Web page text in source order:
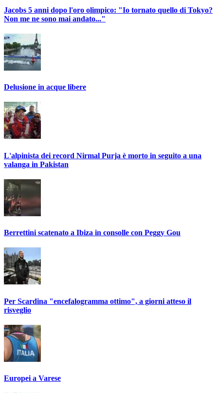
Jacobs 5 anni dopo l'oro olimpico: "Io tornato quello di Tokyo?
Non me ne sono mai andato..."
Delusione in acque libere
L'alpinista dei record Nirmal Purja è morto in seguito a una
valanga in Pakistan
Berrettini scatenato a Ibiza in consolle con Peggy Gou
Per Scardina "encefalogramma ottimo", a giorni atteso il
risveglio
Europei a Varese